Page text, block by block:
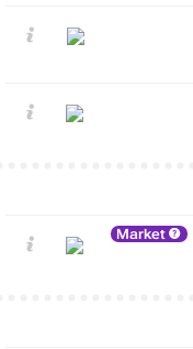
Market